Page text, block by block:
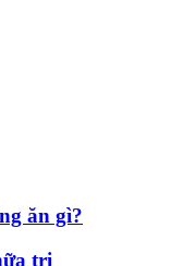
ăn gì?
trị